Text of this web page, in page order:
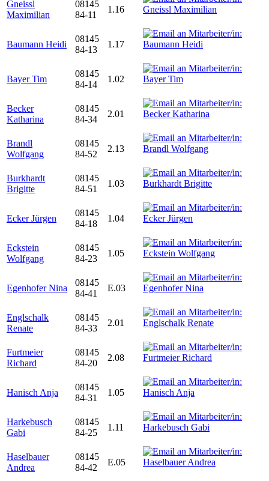
Gneissl
Maximilian
08145
84-11
1.16
Baumann Heidi
08145
84-13
1.17
Bayer Tim
08145
84-14
1.02
Becker
Katharina
08145
84-34
2.01
Brandl
Wolfgang
08145
84-52
2.13
Burkhardt
Brigitte
08145
84-51
1.03
Ecker Jürgen
08145
84-18
1.04
Eckstein
Wolfgang
08145
84-23
1.05
Egenhofer Nina
08145
84-41
E.03
Englschalk
Renate
08145
84-33
2.01
Furtmeier
Richard
08145
84-20
2.08
Hanisch Anja
08145
84-31
1.05
Harkebusch
Gabi
08145
84-25
1.11
Haselbauer
Andrea
08145
84-42
E.05